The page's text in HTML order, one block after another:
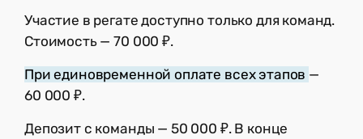
Участие в регате доступно только для команд.
Стоимость — 70 000 ₽.
При единовременной оплате всех этапов —
60 000 ₽.
Депозит с команды — 50 000 ₽. В конце